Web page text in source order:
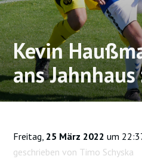
Kevin
ans
Freitag, 25 März 2022 um
geschrieben von Timo Schyska